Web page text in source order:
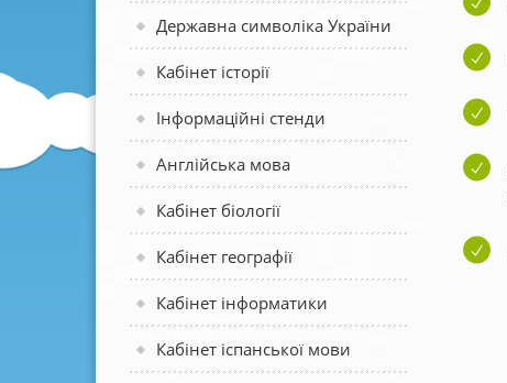
Державна символіка України
Кабінет історії
Інформаційні стенди
Англійська мова
Кабінет біології
Кабінет географії
Кабінет інформатики
Кабінет іспанської мови